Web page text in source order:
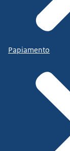
Papiamento